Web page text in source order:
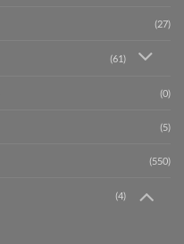
(27)
(61)
(0)
(5)
(550)
(4)